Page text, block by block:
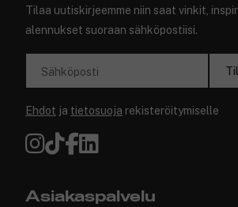
Tilaa uutiskirjeemme niin saat vinkit,
alennukset suoraan sähköpostiisi.
Sähköposti
Ehdot ja tietosuoja rekisteröitymiselle
Asiakaspalvelu